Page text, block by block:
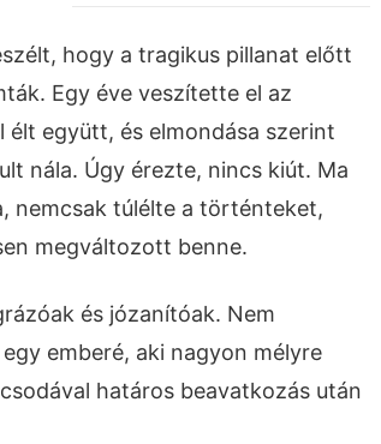
hogy a tragikus pillanat előtt
Egy éve veszítette el az
élt együtt, és elmondása szerint
nála. Úgy érezte, nincs kiút. Ma
nemcsak túlélte a történteket,
megváltozott benne.
és józanítóak. Nem
emberé, aki nagyon mélyre
határos beavatkozás után